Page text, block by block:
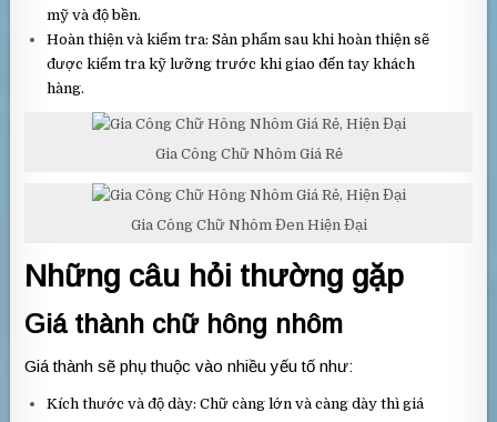
mỹ và độ bền.
Hoàn thiện và kiểm tra: Sản phẩm sau khi hoàn thiện sẽ
được kiểm tra kỹ lưỡng trước khi giao đến tay khách
hàng.
Gia Công Chữ Nhôm Giá Rẻ
Gia Công Chữ Nhôm Đen Hiện Đại
Những câu hỏi thường gặp
Giá thành chữ hông nhôm
Giá thành sẽ phụ thuộc vào nhiều yếu tố như:
Kích thước và độ dày: Chữ càng lớn và càng dày thì giá